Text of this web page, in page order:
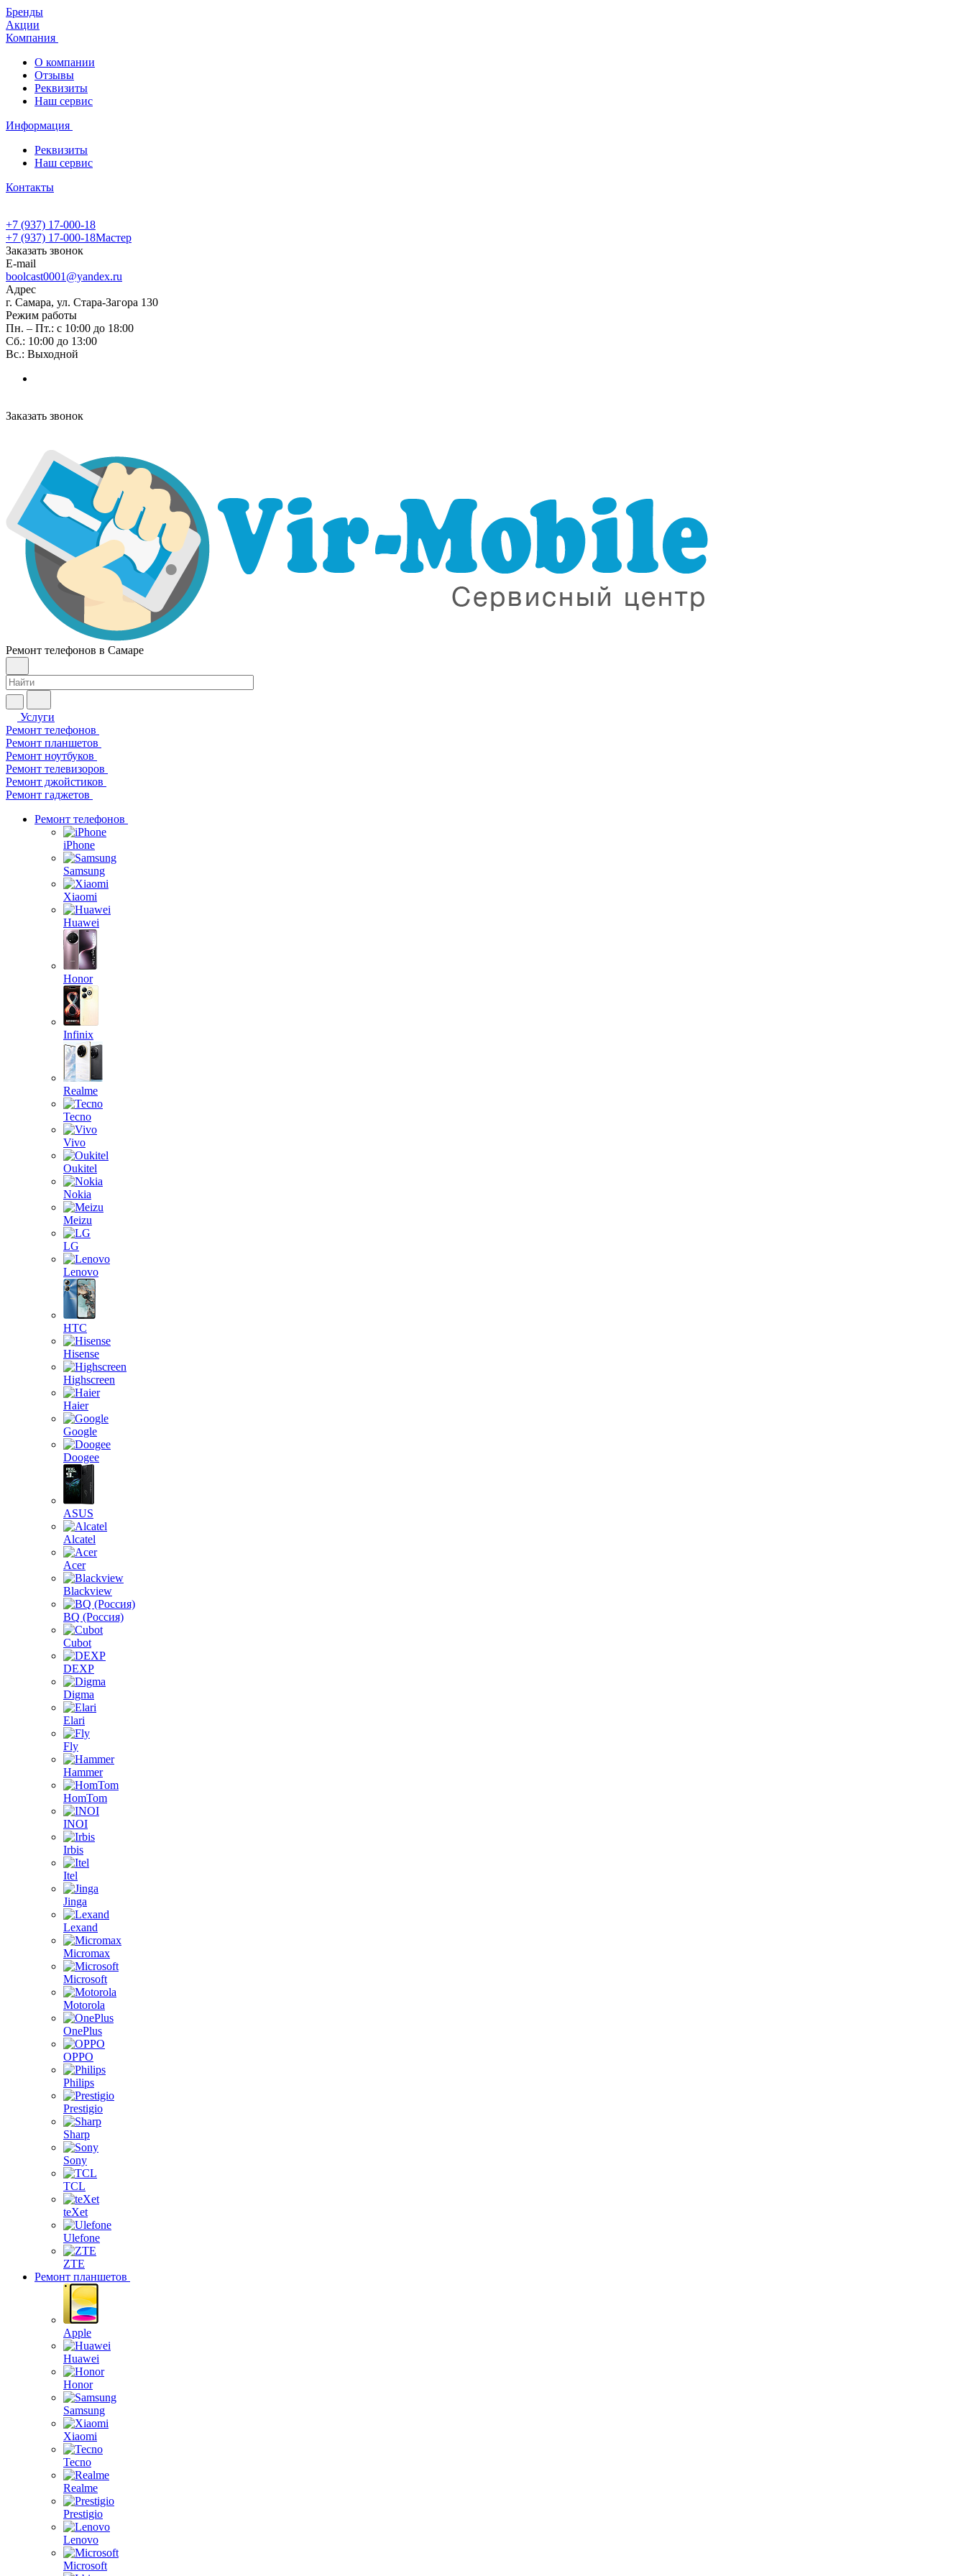
Бренды
Акции
Компания
О компании
Отзывы
Реквизиты
Наш сервис
Информация
Реквизиты
Наш сервис
Контакты
+7 (937) 17-000-18
+7 (937) 17-000-18Мастер
Заказать звонок
E-mail
boolcast0001@yandex.ru
Адрес
г. Самара, ул. Стара-Загора 130
Режим работы
Пн. – Пт.: с 10:00 до 18:00
Сб.: 10:00 до 13:00
Вс.: Выходной
Заказать звонок
Ремонт телефонов в Самаре
Услуги
Ремонт телефонов
Ремонт планшетов
Ремонт ноутбуков
Ремонт телевизоров
Ремонт джойстиков
Ремонт гаджетов
Ремонт телефонов
iPhone
Samsung
Xiaomi
Huawei
Honor
Infinix
Realme
Tecno
Vivo
Oukitel
Nokia
Meizu
LG
Lenovo
HTC
Hisense
Highscreen
Haier
Google
Doogee
ASUS
Alcatel
Acer
Blackview
BQ (Россия)
Cubot
DEXP
Digma
Elari
Fly
Hammer
HomTom
INOI
Irbis
Itel
Jinga
Lexand
Micromax
Microsoft
Motorola
OnePlus
OPPO
Philips
Prestigio
Sharp
Sony
TCL
teXet
Ulefone
ZTE
Ремонт планшетов
Apple
Huawei
Honor
Samsung
Xiaomi
Tecno
Realme
Prestigio
Lenovo
Microsoft